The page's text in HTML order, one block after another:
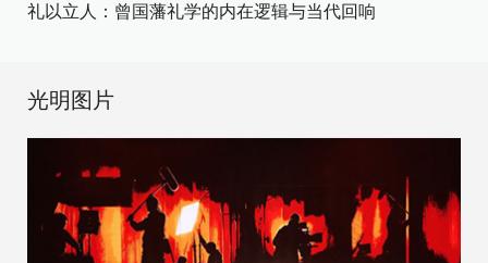
礼以立人：曾国藩礼学的内在逻辑与当代回响
光明图片